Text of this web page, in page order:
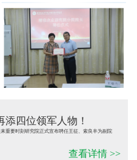
四位领军人物！
重要时刻研究院正式宣布聘任王征、索良丰为副院
查看详情 >>